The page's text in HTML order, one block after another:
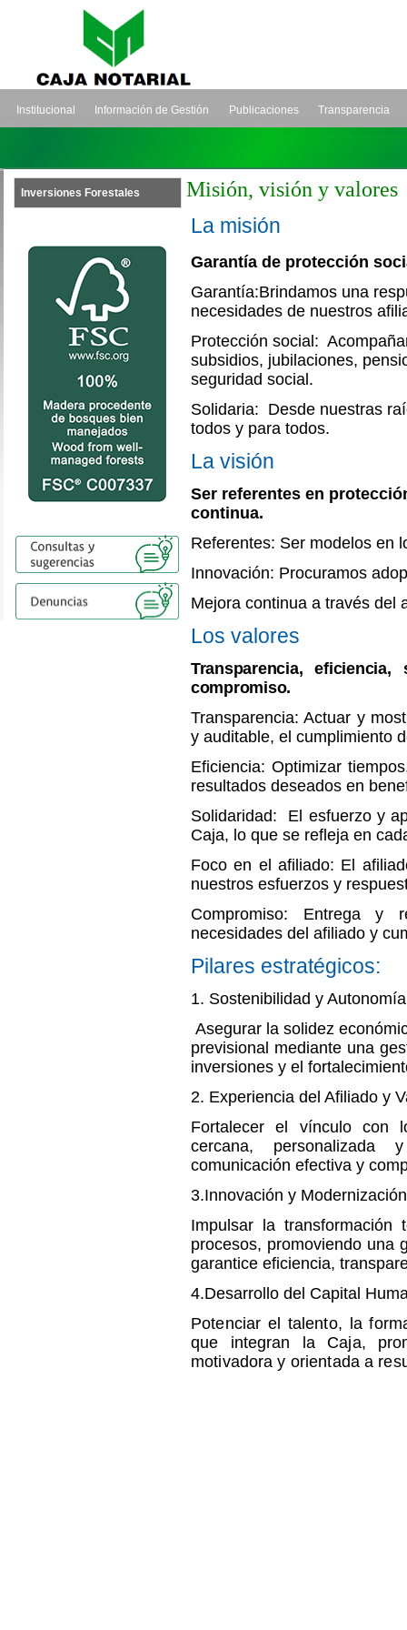
Institucional Información de Gestión Publicaciones Transparencia
Inversiones Forestales
Misión, visión y valores
La misión
Garantía de protección
Garantía:Brindamos una
necesidades de nuestros
Protección social:
subsidios, jubilaciones,
seguridad social.
Solidaria: Desde nuestras
todos y para todos.
La visión
Ser referentes en
continua.
Referentes: Ser modelos en
Innovación: Procuramos
Mejora continua a través del
Los valores
Transparencia,
compromiso.
Transparencia: Actuar y
y auditable, el cumplimiento
Eficiencia: Optimizar
resultados deseados en
Solidaridad: El esfuerzo y
Caja, lo que se refleja en
Foco en el afiliado: El
nuestros esfuerzos y
Compromiso: Entrega y
necesidades del afiliado y
Pilares estratégicos:
1. Sostenibilidad y
Asegurar la solidez
previsional mediante una
inversiones y el
2. Experiencia del Afiliado y
Fortalecer el vínculo con
cercana, personalizada
comunicación efectiva y
3.Innovación y
Impulsar la
procesos, promoviendo una
garantice eficiencia,
4.Desarrollo del Capital
Potenciar el talento, la
que integran la Caja,
motivadora y orientada a